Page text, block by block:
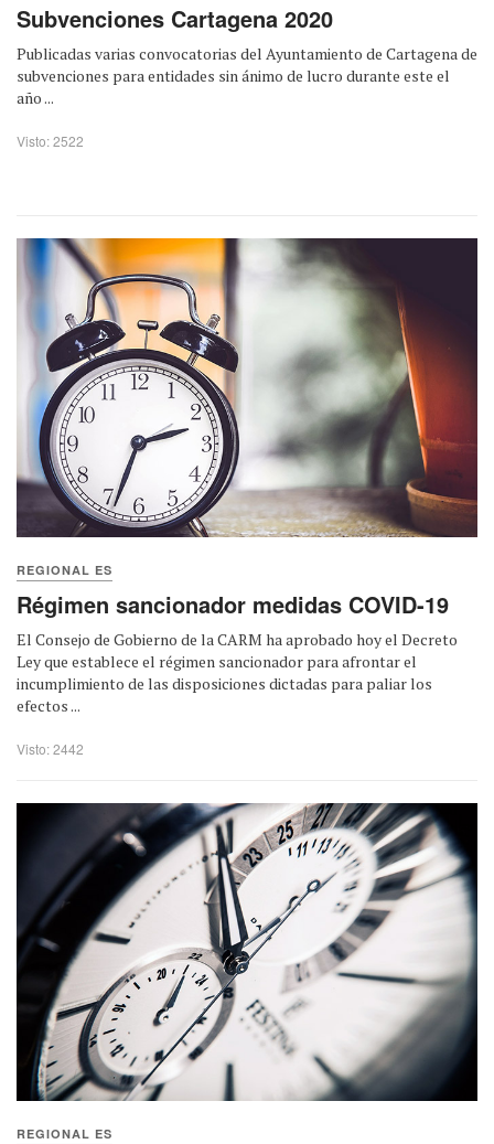
Subvenciones Cartagena 2020
Publicadas varias convocatorias del Ayuntamiento de Cartagena de
subvenciones para entidades sin ánimo de lucro durante este el
año ...
Visto: 2522
REGIONAL ES
Régimen sancionador medidas COVID-19
El Consejo de Gobierno de la CARM ha aprobado hoy el Decreto
Ley que establece el régimen sancionador para afrontar el
incumplimiento de las disposiciones dictadas para paliar los
efectos ...
Visto: 2442
REGIONAL ES